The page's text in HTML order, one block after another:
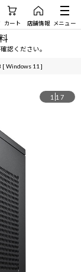
カート 店舗情報 メニュー
認ください。
[ Windows 11 ]
1 17